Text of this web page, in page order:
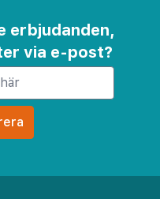
erbjudanden,
via e-post?